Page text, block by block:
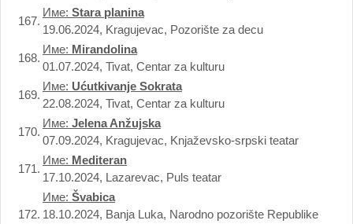
167.
Име: Stara planina
19.06.2024, Kragujevac, Pozorište za decu
168.
Име: Mirandolina
01.07.2024, Tivat, Centar za kulturu
169.
Име: Ućutkivanje Sokrata
22.08.2024, Tivat, Centar za kulturu
170.
Име: Jelena Anžujska
07.09.2024, Kragujevac, Knjaževsko-srpski teatar
171.
Име: Mediteran
17.10.2024, Lazarevac, Puls teatar
172.
Име: Švabica
18.10.2024, Banja Luka, Narodno pozorište Republike